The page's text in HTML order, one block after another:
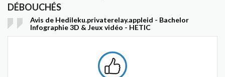
DÉBOUCHÉS
Avis de Hedileku.privaterelay.appleid - Bachelor
Infographie 3D & Jeux vidéo - HETIC